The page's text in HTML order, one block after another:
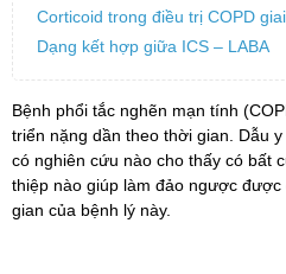
Corticoid trong điều trị COPD
Dạng kết hợp giữa ICS – LABA
Bệnh phổi tắc nghẽn mạn tính
triển nặng dần theo thời gian. Dẫu
có nghiên cứu nào cho thấy có bất
thiệp nào giúp làm đảo ngược
gian của bệnh lý này.